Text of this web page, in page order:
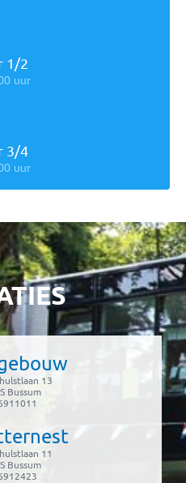
1/2
uur
3/4
uur
13
Bussum
11
Bussum